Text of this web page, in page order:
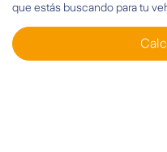
que estás buscando para tu